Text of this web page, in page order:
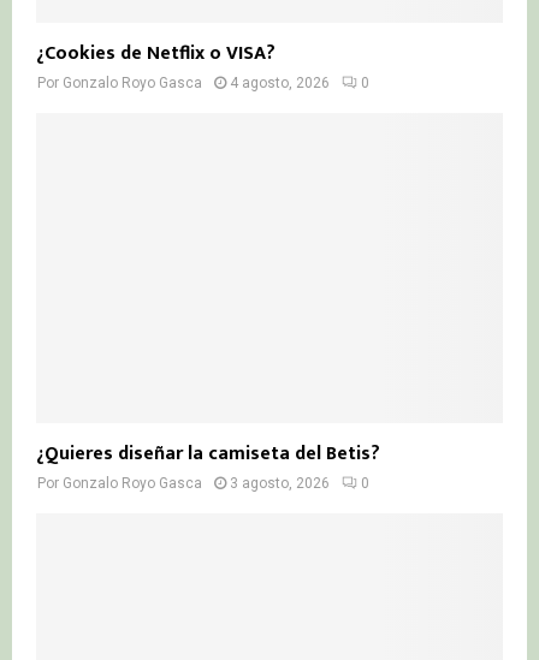
¿Cookies de Netflix o VISA?
Por Gonzalo Royo Gasca 4 agosto, 2026 0
¿Quieres diseñar la camiseta del Betis?
Por Gonzalo Royo Gasca 3 agosto, 2026 0